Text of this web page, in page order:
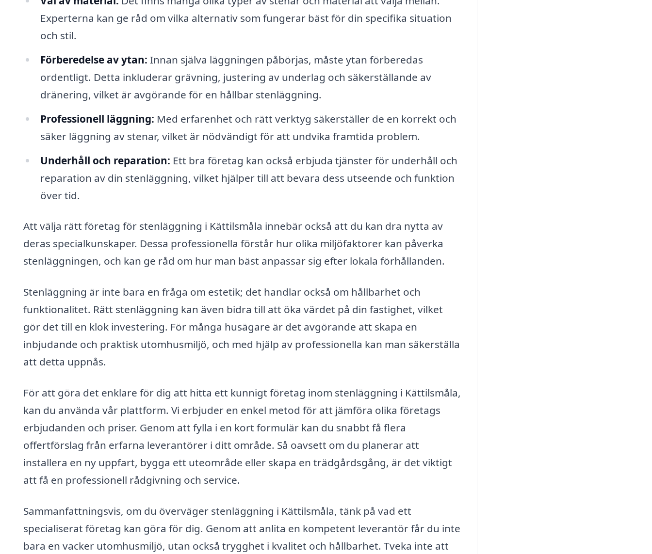
Experterna kan ge råd om vilka alternativ som fungerar bäst för din specifika situation
och stil.
Förberedelse av ytan: Innan själva läggningen påbörjas, måste ytan förberedas
ordentligt. Detta inkluderar grävning, justering av underlag och säkerställande av
dränering, vilket är avgörande för en hållbar stenläggning.
Professionell läggning: Med erfarenhet och rätt verktyg säkerställer de en korrekt och
säker läggning av stenar, vilket är nödvändigt för att undvika framtida problem.
Underhåll och reparation: Ett bra företag kan också erbjuda tjänster för underhåll och
reparation av din stenläggning, vilket hjälper till att bevara dess utseende och funktion
över tid.
Att välja rätt företag för stenläggning i Kättilsmåla innebär också att du kan dra nytta av
deras specialkunskaper. Dessa professionella förstår hur olika miljöfaktorer kan påverka
stenläggningen, och kan ge råd om hur man bäst anpassar sig efter lokala förhållanden.
Stenläggning är inte bara en fråga om estetik; det handlar också om hållbarhet och
funktionalitet. Rätt stenläggning kan även bidra till att öka värdet på din fastighet, vilket
gör det till en klok investering. För många husägare är det avgörande att skapa en
inbjudande och praktisk utomhusmiljö, och med hjälp av professionella kan man säkerställa
att detta uppnås.
För att göra det enklare för dig att hitta ett kunnigt företag inom stenläggning i Kättilsmåla,
kan du använda vår plattform. Vi erbjuder en enkel metod för att jämföra olika företags
erbjudanden och priser. Genom att fylla i en kort formulär kan du snabbt få flera
offertförslag från erfarna leverantörer i ditt område. Så oavsett om du planerar att
installera en ny uppfart, bygga ett uteområde eller skapa en trädgårdsgång, är det viktigt
att få en professionell rådgivning och service.
Sammanfattningsvis, om du överväger stenläggning i Kättilsmåla, tänk på vad ett
specialiserat företag kan göra för dig. Genom att anlita en kompetent leverantör får du inte
bara en vacker utomhusmiljö, utan också trygghet i kvalitet och hållbarhet. Tveka inte att